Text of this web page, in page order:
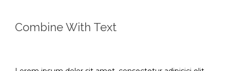
Combine With Text